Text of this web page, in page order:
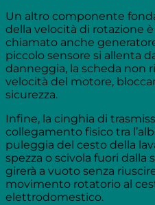
Un altro componente
della velocità di rotazione
chiamato anche
piccolo sensore si allenta
danneggia, la scheda non
velocità del motore,
sicurezza.
Infine, la cinghia di
collegamento fisico tra
puleggia del cesto della
spezza o scivola fuori dalla
girerà a vuoto senza
movimento rotatorio al
elettrodomestico.